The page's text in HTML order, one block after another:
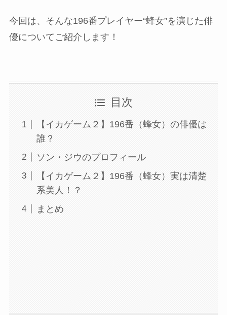
今回は、そんな196番プレイヤー“蜂女”を演じた俳
優についてご紹介します！
目次
【イカゲーム２】196番（蜂女）の俳優は
誰？
ソン・ジウのプロフィール
【イカゲーム２】196番（蜂女）実は清楚
系美人！？
まとめ